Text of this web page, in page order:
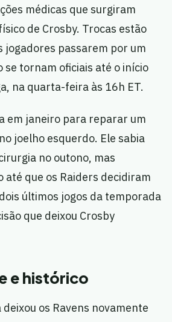
médicas que surgiram
de Crosby. Trocas estão
jogadores passarem por um
se tornam oficiais até o início
na quarta-feira às 16h ET.
em janeiro para reparar um
joelho esquerdo. Ele sabia
no outono, mas
até que os Raiders decidiram
últimos jogos da temporada
que deixou Crosby
e histórico
os Ravens novamente